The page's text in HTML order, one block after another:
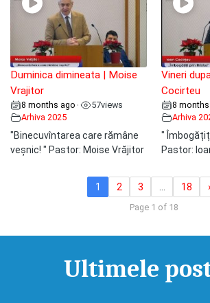
Duminica dimineata | Moise
Vrajitor
8 months ago • 57views
Arhiva 2025
"Binecuvîntarea care rămâne
veșnic! " Pastor: Moise Vrăjitor
Vineri
Cocirteu
8
Arhiva
"
Pastor:
1 2 3 18
Page 1 of 18
Ultimele